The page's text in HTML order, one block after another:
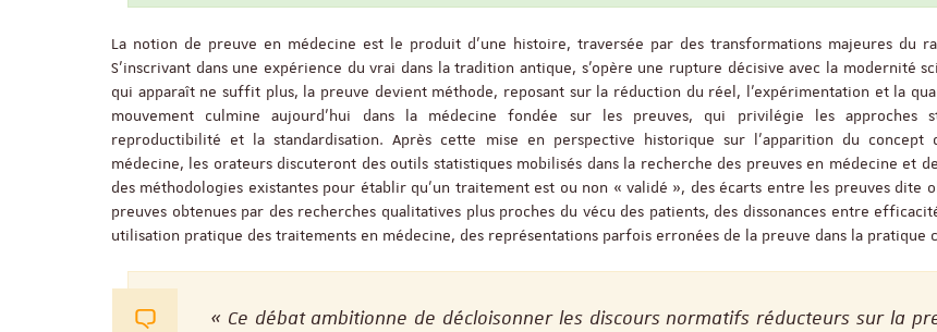
La notion de preuve en médecine est le produit d’une histoire, traversée par des transformations majeures du
S’inscrivant dans une expérience du vrai dans la tradition antique, s’opère une rupture décisive avec la modernité
qui apparaît ne suffit plus, la preuve devient méthode, reposant sur la réduction du réel, l’expérimentation et la
mouvement culmine aujourd’hui dans la médecine fondée sur les preuves, qui privilégie les approches
reproductibilité et la standardisation. Après cette mise en perspective historique sur l’apparition du concept
médecine, les orateurs discuteront des outils statistiques mobilisés dans la recherche des preuves en médecine et
des méthodologies existantes pour établir qu’un traitement est ou non « validé », des écarts entre les preuves dite
preuves obtenues par des recherches qualitatives plus proches du vécu des patients, des dissonances entre
utilisation pratique des traitements en médecine, des représentations parfois erronées de la preuve dans la pratique
Ce débat ambitionne de décloisonner les discours normatifs réducteurs sur la
Séminaire
Objectivité